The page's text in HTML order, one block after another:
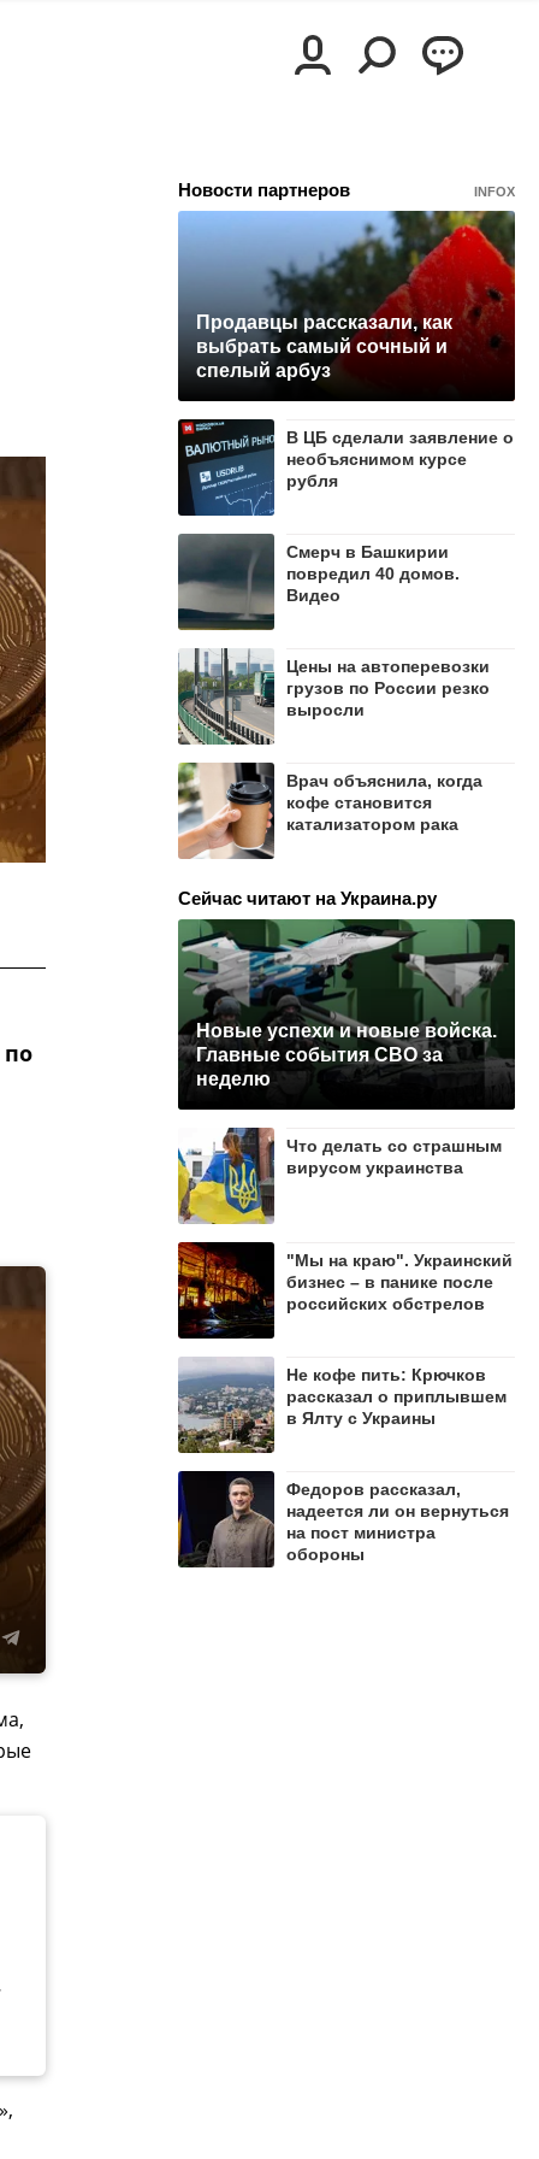
Новости партнеров INFOX
Продавцы рассказали, как
выбрать самый сочный и
спелый арбуз
В ЦБ сделали заявление о
необъяснимом курсе
рубля
Смерч в Башкирии
повредил 40 домов.
Видео
Цены на автоперевозки
грузов по России резко
выросли
Врач объяснила, когда
кофе становится
катализатором рака
Сейчас читают на Украина.ру
Новые успехи и новые войска.
Главные события СВО за
неделю
Что делать со страшным
вирусом украинства
"Мы на краю". Украинский
бизнес – в панике после
российских обстрелов
Не кофе пить: Крючков
рассказал о приплывшем
в Ялту с Украины
Федоров рассказал,
надеется ли он вернуться
на пост министра
обороны